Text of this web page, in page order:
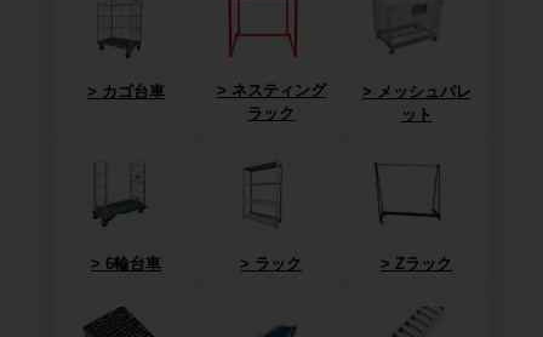
カゴ台車
ネスティング
ラック
メッシュパレ
ット
6輪台車 ラック Zラック